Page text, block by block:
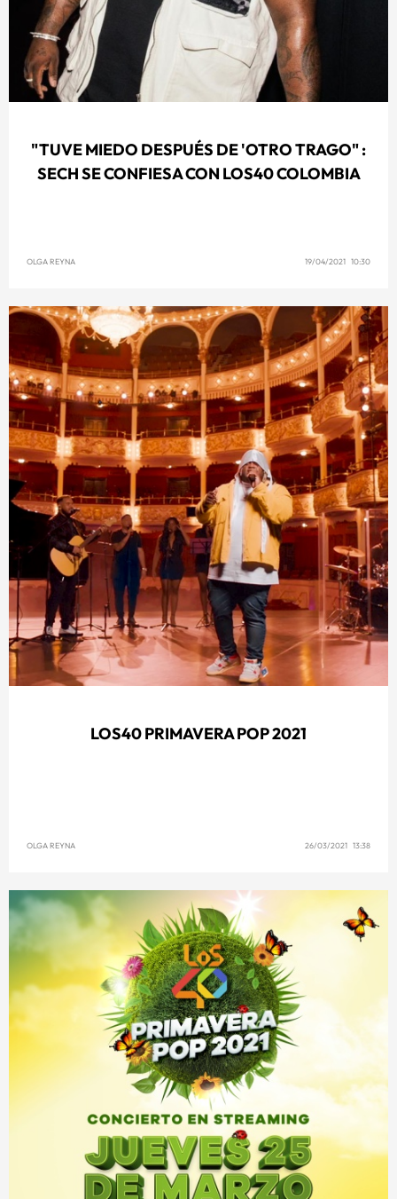
"TUVE MIEDO DESPUÉS DE 'OTRO TRAGO" :
SECH SE CONFIESA CON LOS40 COLOMBIA
OLGA REYNA 19/04/2021 10:30
LOS40 PRIMAVERA POP 2021
OLGA REYNA 26/03/2021 13:38